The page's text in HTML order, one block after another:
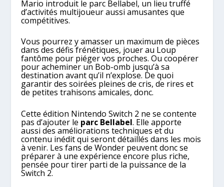
Mario introduit le parc Bellabel, un lieu truffé
d’activités multijoueur aussi amusantes que
compétitives.
Vous pourrez y amasser un maximum de pièces
dans des défis frénétiques, jouer au Loup
fantôme pour piéger vos proches. Ou coopérer
pour acheminer un Bob-omb jusqu’à sa
destination avant qu’il n’explose. De quoi
garantir des soirées pleines de cris, de rires et
de petites trahisons amicales, donc.
Cette édition Nintendo Switch 2 ne se contente
pas d’ajouter le parc Bellabel. Elle apporte
aussi des améliorations techniques et du
contenu inédit qui seront détaillés dans les mois
à venir. Les fans de Wonder peuvent donc se
préparer à une expérience encore plus riche,
pensée pour tirer parti de la puissance de la
Switch 2.